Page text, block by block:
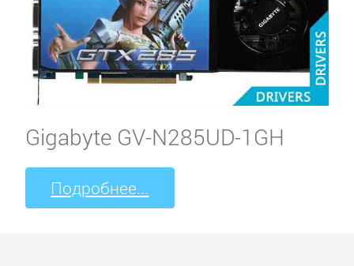
Gigabyte GV-N285UD-1GH
Подробнее...